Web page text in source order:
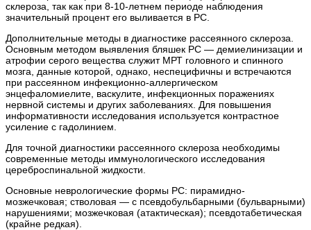
склероза, так как при 8-10-летнем периоде наблюдения
значительный процент его выливается в РС.
Дополнительные методы в диагностике рассеянного склероза.
Основным методом выявления бляшек РС — демиелинизации и
атрофии серого вещества служит МРТ головного и спинного
мозга, данные которой, однако, неспецифичны и встречаются
при рассеянном инфекционно-аллергическом
энцефаломиелите, васкулите, инфекционных поражениях
нервной системы и других заболеваниях. Для повышения
информативности исследования используется контрастное
усиление с гадолинием.
Для точной диагностики рассеянного склероза необходимы
современные методы иммунологического исследования
цереброспинальной жидкости.
Основные неврологические формы РС: пирамидно-
мозжечковая; стволовая — с псевдобульбарными (бульварными)
нарушениями; мозжечковая (атактическая); псевдотабетическая
(крайне редкая).